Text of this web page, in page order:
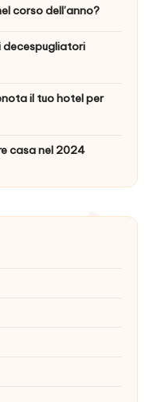
corso dell’anno?
decespugliatori
il tuo hotel per
casa nel 2024